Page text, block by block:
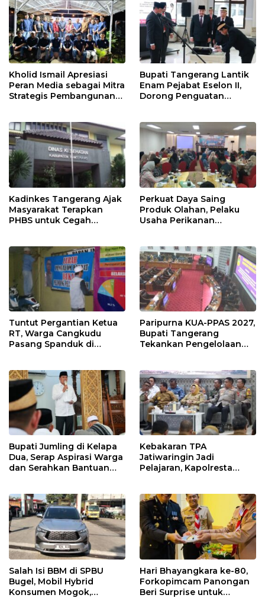
Kholid Ismail Apresiasi
Peran Media sebagai Mitra
Strategis Pembangunan
Bupati Tangerang Lantik
Enam Pejabat Eselon II,
Dorong Penguatan
Kadinkes Tangerang Ajak
Masyarakat Terapkan
PHBS untuk Cegah
Perkuat Daya Saing
Produk Olahan, Pelaku
Usaha Perikanan
Tuntut Pergantian Ketua
RT, Warga Cangkudu
Pasang Spanduk di
Paripurna KUA-PPAS 2027,
Bupati Tangerang
Tekankan Pengelolaan
Bupati Jumling di Kelapa
Dua, Serap Aspirasi Warga
dan Serahkan Bantuan
Kebakaran TPA
Jatiwaringin Jadi
Pelajaran, Kapolresta
Ditingkatkan
Salah Isi BBM di SPBU
Bugel, Mobil Hybrid
Konsumen Mogok,
Hari Bhayangkara ke-80,
Forkopimcam Panongan
Beri Surprise untuk